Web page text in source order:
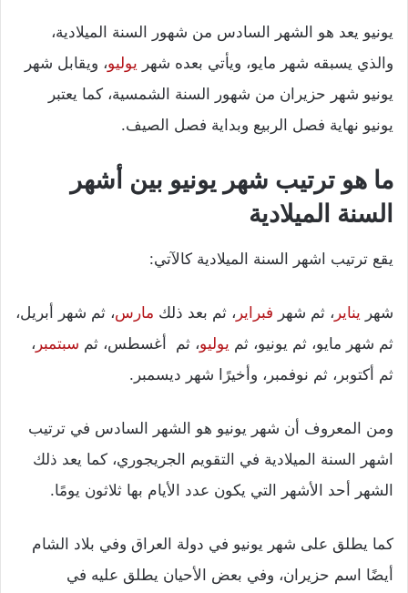
يونيو يعد هو الشهر السادس من شهور السنة الميلادية،
والذي يسبقه شهر مايو، ويأتي بعده شهر يوليو، ويقابل شهر
يونيو شهر حزيران من شهور السنة الشمسية، كما يعتبر
يونيو نهاية فصل الربيع وبداية فصل الصيف.
ما هو ترتيب شهر يونيو بين أشهر
السنة الميلادية
يقع ترتيب اشهر السنة الميلادية كالآتي:
شهر يناير ، ثم شهر فبراير ، ثم بعد ذلك مارس، ثم شهر أبريل،
ثم شهر مايو، ثم يونيو، ثم يوليو، ثم أغسطس، ثم سبتمبر ،
ثم أكتوبر، ثم نوفمبر، وأخيرًا شهر ديسمبر.
ومن المعروف أن شهر يونيو هو الشهر السادس في ترتيب
اشهر السنة الميلادية في التقويم الجريجوري، كما يعد ذلك
الشهر أحد الأشهر التي يكون عدد الأيام بها ثلاثون يومًا.
كما يطلق على شهر يونيو في دولة العراق وفي بلاد الشام
أيضًا اسم حزيران، وفي بعض الأحيان يطلق عليه في